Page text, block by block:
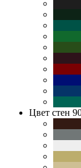
Цвет стен